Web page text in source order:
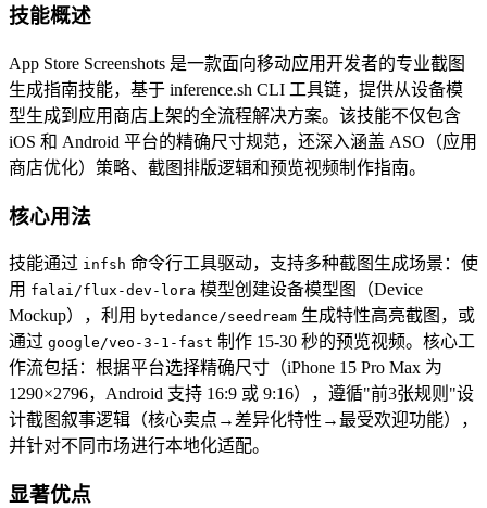
技能概述
App Store Screenshots 是一款面向移动应用开发者的专业截图
生成指南技能，基于 inference.sh CLI 工具链，提供从设备模
型生成到应用商店上架的全流程解决方案。该技能不仅包含
iOS 和 Android 平台的精确尺寸规范，还深入涵盖 ASO（应用
商店优化）策略、截图排版逻辑和预览视频制作指南。
核心用法
技能通过 infsh 命令行工具驱动，支持多种截图生成场景：使
用 falai/flux-dev-lora 模型创建设备模型图（Device
Mockup），利用 bytedance/seedream 生成特性高亮截图，或
通过 google/veo-3-1-fast 制作 15-30 秒的预览视频。核心工
作流包括：根据平台选择精确尺寸（iPhone 15 Pro Max 为
1290×2796，Android 支持 16:9 或 9:16），遵循"前3张规则"设
计截图叙事逻辑（核心卖点→差异化特性→最受欢迎功能），
并针对不同市场进行本地化适配。
显著优点